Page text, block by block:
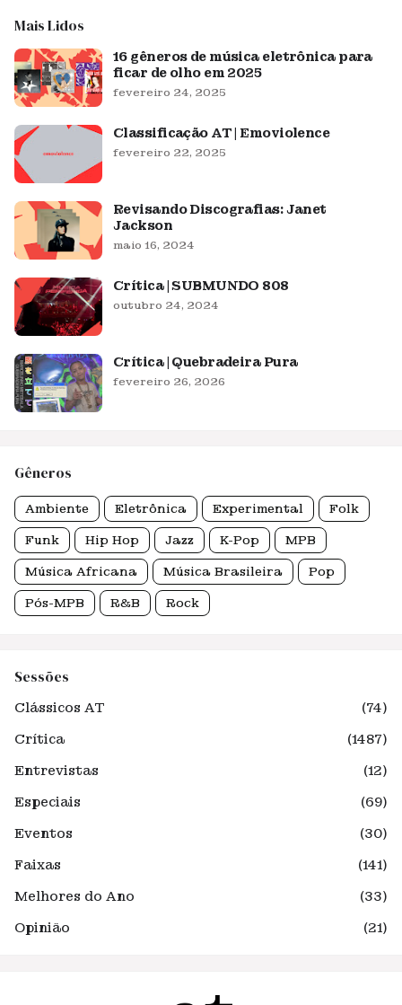
Mais Lidos
16 gêneros de música eletrônica para
ficar de olho em 2025
fevereiro 24, 2025
Classificação AT | Emoviolence
fevereiro 22, 2025
Revisando Discografias: Janet
Jackson
maio 16, 2024
Crítica | SUBMUNDO 808
outubro 24, 2024
Crítica | Quebradeira Pura
fevereiro 26, 2026
Gêneros
Ambiente Eletrônica Experimental Folk
Funk Hip Hop Jazz K-Pop MPB
Música Africana Música Brasileira Pop
Pós-MPB R&B Rock
Sessões
Clássicos AT
(74)
Crítica
(1487)
Entrevistas
(12)
Especiais
(69)
Eventos
(30)
Faixas
(141)
Melhores do Ano
(33)
Opinião
(21)